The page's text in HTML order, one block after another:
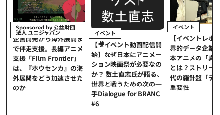
Sponsored by 公益財団
法人 ユニジャパン
企画開発から海外展開ま
で伴走支援。長編アニメ
支援「Film Frontier」
は、『ホウセンカ』の海
外展開をどう加速させた
のか
イベント
【🎥イベント動画配信開
始】なぜ日本にアニメー
ション映画祭が必要なの
か？ 数土直志氏が語る、
世界と戦うための次の一
手Dialogue for BRANC
#6
イベント
【イベントレポ
界的データ企業
本アニメの「真
とは？ストリー
代の羅針盤「デ
重要性